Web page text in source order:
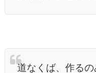
道なくば、作るの